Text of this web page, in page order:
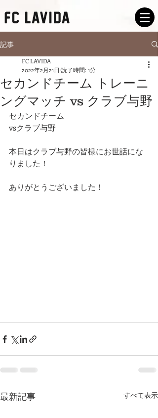
記事
セカンドチーム トレーニ
ングマッチ vs クラブ与野
FC LAVIDA
2022年2月21日 読了時間: 1分
セカンドチーム
vsクラブ与野
本日はクラブ与野の皆様にお世話にな
りました！
ありがとうございました！
最新記事 すべて表示